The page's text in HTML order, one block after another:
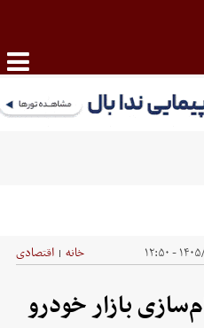
- ۱۲:۵۰ خانه | اقتصادی
بازار خودرو